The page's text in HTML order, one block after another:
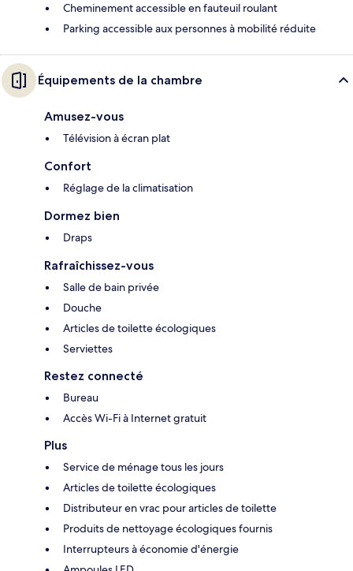
Cheminement accessible en fauteuil roulant
Parking accessible aux personnes à mobilité réduite
Équipements de la chambre
Amusez-vous
Télévision à écran plat
Confort
Réglage de la climatisation
Dormez bien
Draps
Rafraîchissez-vous
Salle de bain privée
Douche
Articles de toilette écologiques
Serviettes
Restez connecté
Bureau
Accès Wi-Fi à Internet gratuit
Plus
Service de ménage tous les jours
Articles de toilette écologiques
Distributeur en vrac pour articles de toilette
Produits de nettoyage écologiques fournis
Interrupteurs à économie d'énergie